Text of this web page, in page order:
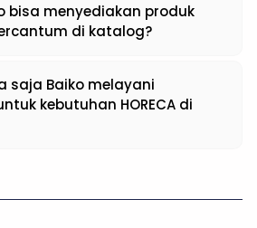
bisa menyediakan produk
di katalog?
saja Baiko melayani
kebutuhan HORECA di